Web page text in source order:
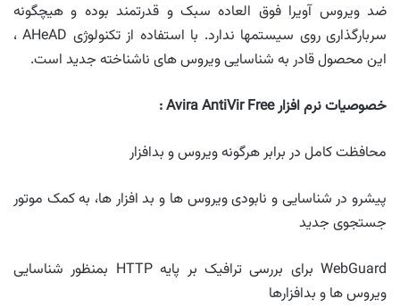
ضد ویروس آویرا فوق العاده سبک و قدرتمند بوده و هیچگونه
سربارگذاری روی سیستمها ندارد. با استفاده از تکنولوژی AHeAD ،
این محصول قادر به شناسایی ویروس های ناشناخته جدید است.
خصوصیات نرم افزارAvira AntiVir Free :
محافظت کامل در برابر هرگونه ویروس و بدافزار
پیشرو در شناسایی و نابودی ویروس ها و بد افزار ها، به کمک موتور
جستجوی جدید
WebGuard برای بررسی ترافیک بر پایه HTTP بمنظور شناسایی
ویروس ها و بدافزارها